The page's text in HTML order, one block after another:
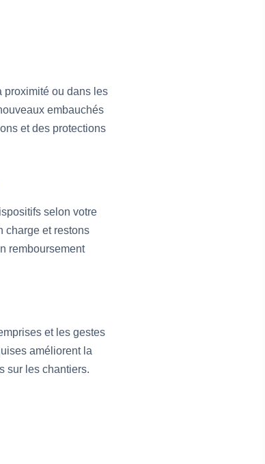
proximité ou dans les
embauchés
et des protections
selon votre
charge et restons
remboursement
et les gestes
améliorent la
sur les chantiers.